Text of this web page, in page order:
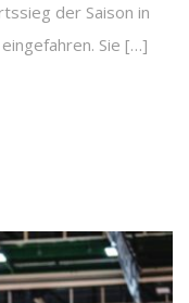
der Saison in
Sie […]